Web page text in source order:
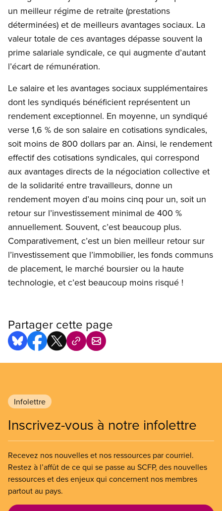
un meilleur régime de retraite (prestations
déterminées) et de meilleurs avantages sociaux. La
valeur totale de ces avantages dépasse souvent la
prime salariale syndicale, ce qui augmente d’autant
l’écart de rémunération.
Le salaire et les avantages sociaux supplémentaires
dont les syndiqués bénéficient représentent un
rendement exceptionnel. En moyenne, un syndiqué
verse 1,6 % de son salaire en cotisations syndicales,
soit moins de 800 dollars par an. Ainsi, le rendement
effectif des cotisations syndicales, qui correspond
aux avantages directs de la négociation collective et
de la solidarité entre travailleurs, donne un
rendement moyen d’au moins cinq pour un, soit un
retour sur l’investissement minimal de 400 %
annuellement. Souvent, c’est beaucoup plus.
Comparativement, c’est un bien meilleur retour sur
l’investissement que l’immobilier, les fonds communs
de placement, le marché boursier ou la haute
technologie, et c’est beaucoup moins risqué !
Partager cette page
Infolettre
Inscrivez-vous à notre infolettre
Recevez nos nouvelles et nos ressources par courriel.
Restez à l’affût de ce qui se passe au SCFP, des nouvelles
ressources et des enjeux qui concernent nos membres
partout au pays.